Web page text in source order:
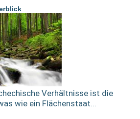
Verhältnisse ist die
wie ein Flächenstaat...